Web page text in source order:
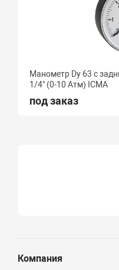
Манометр Dy 63 с
1/4" (0-10 Атм) ICMA
под заказ
Компания